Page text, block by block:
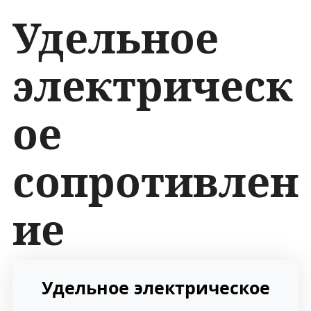
Удельное
электрическ
ое
сопротивлен
ие
Удельное электрическое